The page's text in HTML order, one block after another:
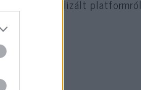
optimalizált platformról